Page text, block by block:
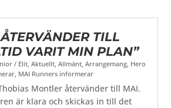
TILL
VARIT MIN PLAN”
/ Elit,Aktuellt,Allmänt,Arrangemang, Hero
, MAI Runners informerar
Montler återvänder till MAI.
är klara och skickas in till det